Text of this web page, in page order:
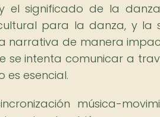
el significado de la
para la danza, y la
narrativa de manera
se intenta comunicar a
es esencial.
música-